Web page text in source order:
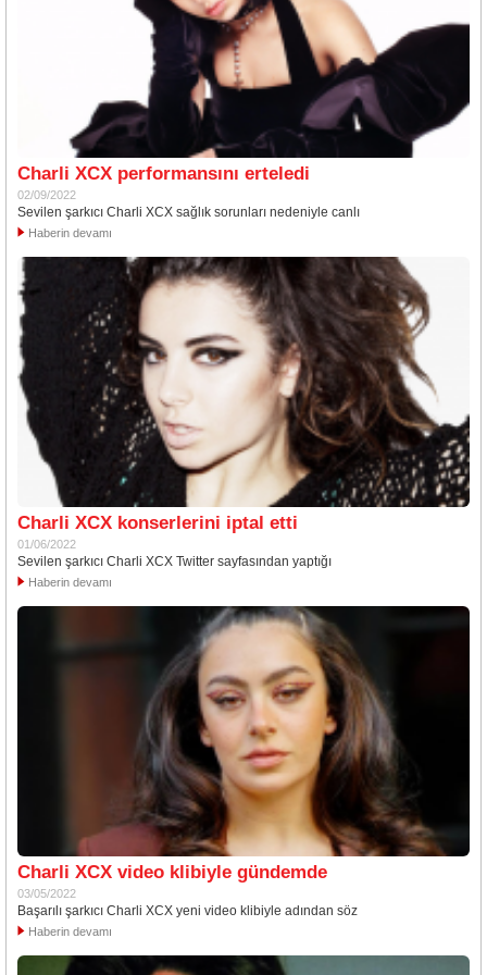
Charli XCX performansını erteledi
02/09/2022
Sevilen şarkıcı Charli XCX sağlık sorunları nedeniyle canlı
Haberin devamı
Charli XCX konserlerini iptal etti
01/06/2022
Sevilen şarkıcı Charli XCX Twitter sayfasından yaptığı
Haberin devamı
Charli XCX video klibiyle gündemde
03/05/2022
Başarılı şarkıcı Charli XCX yeni video klibiyle adından söz
Haberin devamı